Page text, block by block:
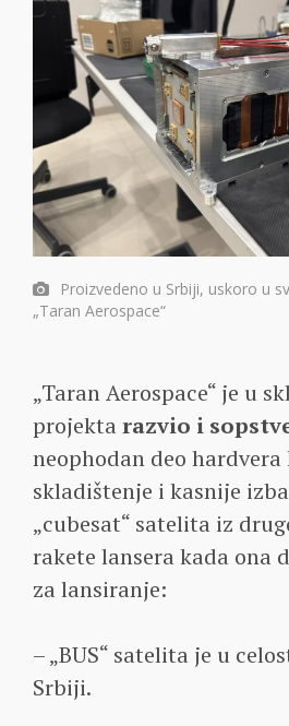
Proizvedeno u Srbiji, uskoro u
„Taran Aerospace“
„Taran Aerospace“ je u
projekta razvio i
neophodan deo
skladištenje i kasnije
„cubesat“ satelita iz
rakete lansera kada ona
za lansiranje:
– „BUS“ satelita je u
Srbiji.